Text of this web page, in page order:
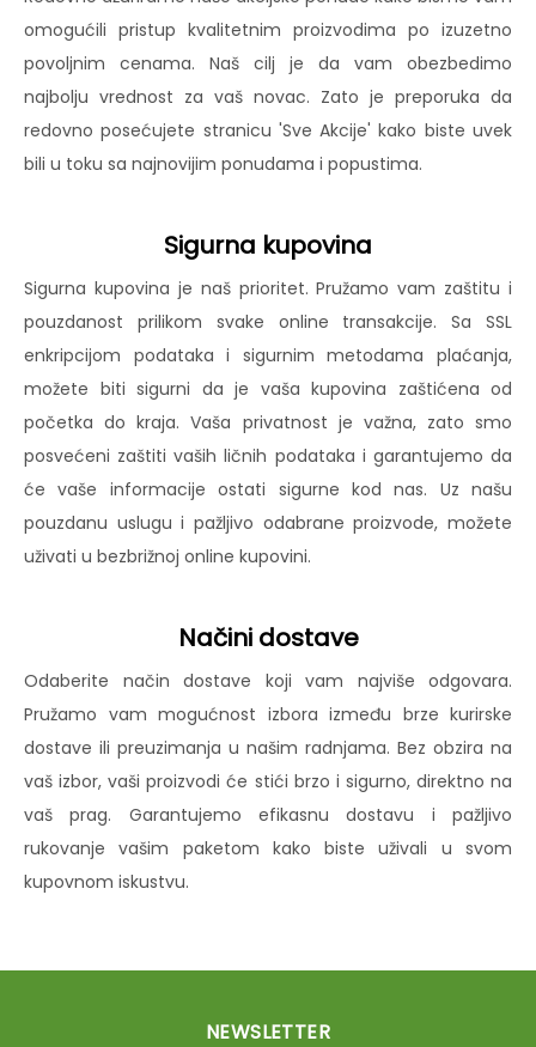
omogućili pristup kvalitetnim proizvodima po izuzetno
povoljnim cenama. Naš cilj je da vam obezbedimo
najbolju vrednost za vaš novac. Zato je preporuka da
redovno posećujete stranicu 'Sve Akcije' kako biste uvek
bili u toku sa najnovijim ponudama i popustima.
Sigurna kupovina
Sigurna kupovina je naš prioritet. Pružamo vam zaštitu i
pouzdanost prilikom svake online transakcije. Sa SSL
enkripcijom podataka i sigurnim metodama plaćanja,
možete biti sigurni da je vaša kupovina zaštićena od
početka do kraja. Vaša privatnost je važna, zato smo
posvećeni zaštiti vaših ličnih podataka i garantujemo da
će vaše informacije ostati sigurne kod nas. Uz našu
pouzdanu uslugu i pažljivo odabrane proizvode, možete
uživati u bezbrižnoj online kupovini.
Načini dostave
Odaberite način dostave koji vam najviše odgovara.
Pružamo vam mogućnost izbora između brze kurirske
dostave ili preuzimanja u našim radnjama. Bez obzira na
vaš izbor, vaši proizvodi će stići brzo i sigurno, direktno na
vaš prag. Garantujemo efikasnu dostavu i pažljivo
rukovanje vašim paketom kako biste uživali u svom
kupovnom iskustvu.
NEWSLETTER